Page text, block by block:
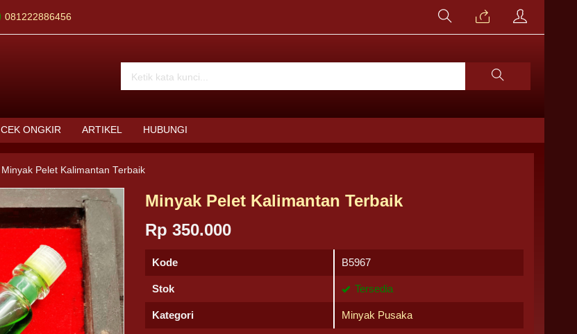
081222886456
CEK ONGKIR ARTIKEL HUBUNGI
Minyak Pelet Kalimantan Terbaik
Minyak Pelet Kalimantan Terbaik
Rp 350.000
Kode B5967
Stok Tersedia
Kategori Minyak Pusaka